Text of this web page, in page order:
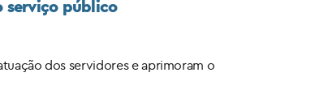
serviço público
dos servidores e aprimoram o